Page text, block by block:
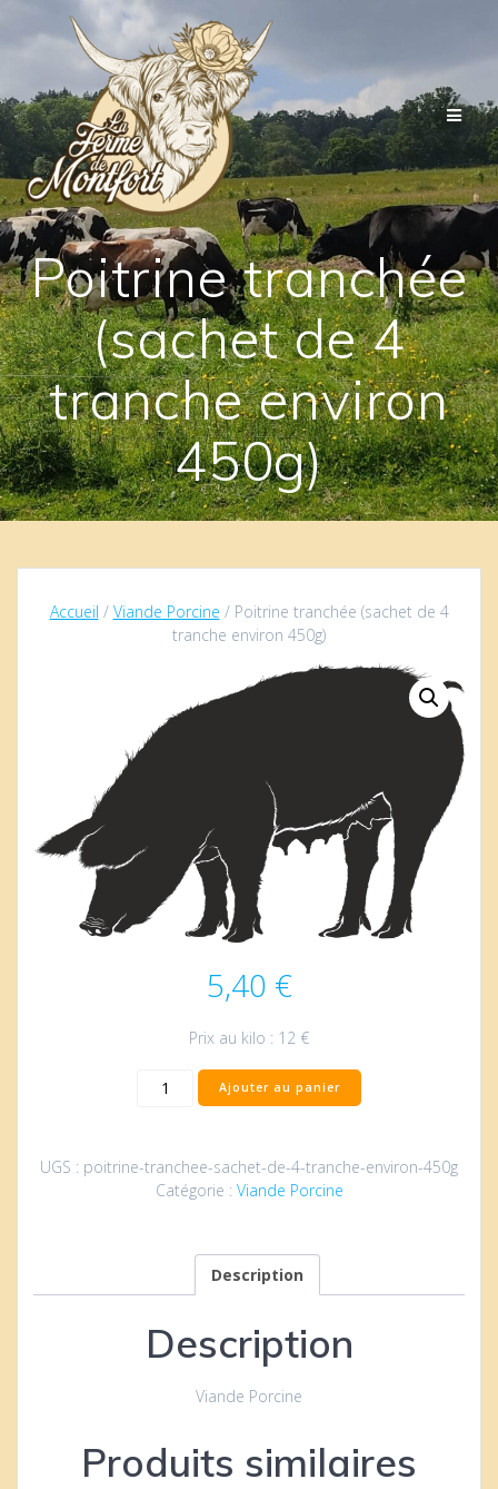
au
contenu
Poitrine tranchée
(sachet de 4
tranche environ
450g)
Accueil / Viande Porcine / Poitrine tranchée (sachet de 4
tranche environ 450g)
5,40 €
Prix au kilo : 12 €
quantité
(sachet
de
environ
450g)
Ajouter au panier
UGS : poitrine-tranchee-sachet-de-4-tranche-environ-450g
Catégorie : Viande Porcine
Description
Description
Viande Porcine
Produits similaires